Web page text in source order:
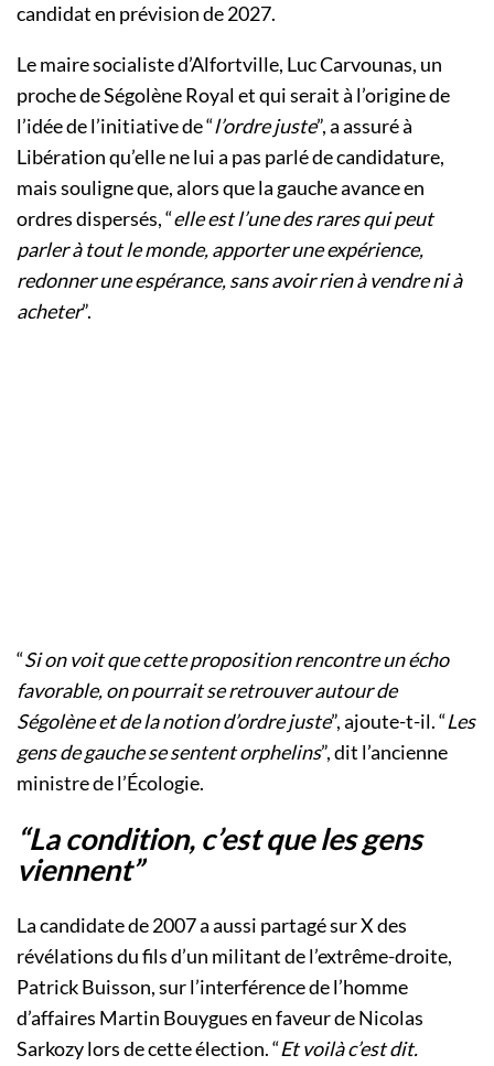
candidat en prévision de 2027.
Le maire socialiste d’Alfortville, Luc Carvounas, un
proche de Ségolène Royal et qui serait à l’origine de
l’idée de l’initiative de “l’ordre juste”, a assuré à
Libération qu’elle ne lui a pas parlé de candidature,
mais souligne que, alors que la gauche avance en
ordres dispersés, “elle est l’une des rares qui peut
parler à tout le monde, apporter une expérience,
redonner une espérance, sans avoir rien à vendre ni à
acheter”.
“Si on voit que cette proposition rencontre un écho
favorable, on pourrait se retrouver autour de
Ségolène et de la notion d’ordre juste”, ajoute-t-il. “Les
gens de gauche se sentent orphelins”, dit l’ancienne
ministre de l’Écologie.
“La condition, c’est que les gens
viennent”
La candidate de 2007 a aussi partagé sur X des
révélations du fils d’un militant de l’extrême-droite,
Patrick Buisson, sur l’interférence de l’homme
d’affaires Martin Bouygues en faveur de Nicolas
Sarkozy lors de cette élection. “Et voilà c’est dit.